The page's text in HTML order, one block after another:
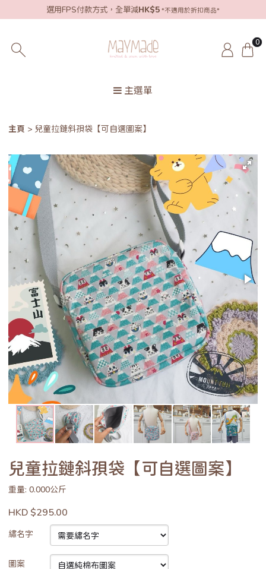
選用FPS付款方式，全單減HK$5 *不適用於折扣商品*
0
主選單
主頁 兒童拉鏈斜孭袋【可自選圖案】
兒童拉鏈斜孭袋【可自選圖案】
重量: 0.000公斤
HKD $295.00
繡名字
圖案